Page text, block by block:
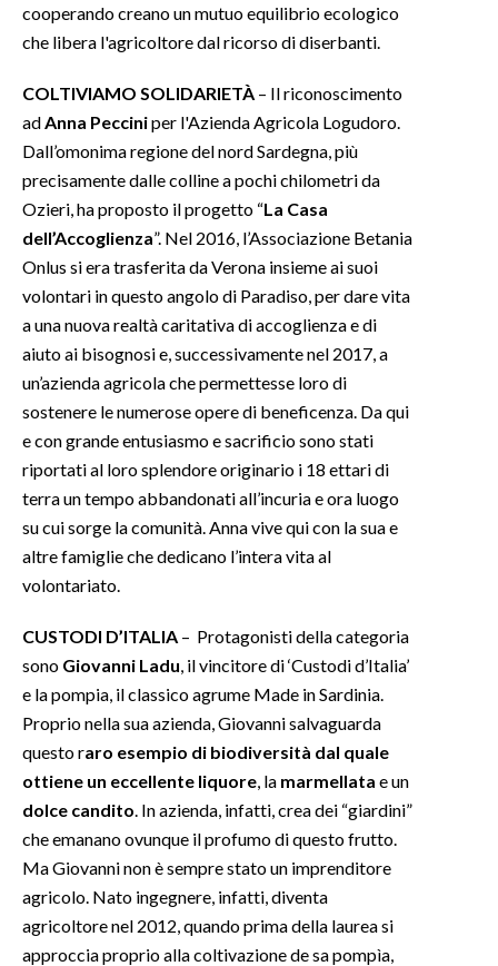
cooperando creano un mutuo equilibrio ecologico
che libera l'agricoltore dal ricorso di diserbanti.
COLTIVIAMO SOLIDARIETÀ – Il riconoscimento
ad Anna Pecciniper l'Azienda Agricola Logudoro.
Dall’omonima regione del nord Sardegna, più
precisamente dalle colline a pochi chilometri da
Ozieri, ha proposto il progetto “La Casa
dell’Accoglienza”. Nel 2016, l’Associazione Betania
Onlus si era trasferita da Verona insieme ai suoi
volontari in questo angolo di Paradiso, per dare vita
a una nuova realtà caritativa di accoglienza e di
aiuto ai bisognosi e, successivamente nel 2017, a
un’azienda agricola che permettesse loro di
sostenere le numerose opere di beneficenza. Da qui
e con grande entusiasmo e sacrificio sono stati
riportati al loro splendore originario i 18 ettari di
terra un tempo abbandonati all’incuria e ora luogo
su cui sorge la comunità. Anna vive qui con la sua e
altre famiglie che dedicano l’intera vita al
volontariato.
CUSTODI D’ITALIA – Protagonisti della categoria
sono Giovanni Ladu , il vincitore di ‘Custodi d’Italia’
e la pompia, il classico agrume Made in Sardinia.
Proprio nella sua azienda, Giovanni salvaguarda
questo raro esempio di biodiversità dal quale
ottiene un eccellente liquore , la marmellata e un
dolce candito . In azienda, infatti, crea dei “giardini”
che emanano ovunque il profumo di questo frutto.
Ma Giovanni non è sempre stato un imprenditore
agricolo. Nato ingegnere, infatti, diventa
agricoltore nel 2012, quando prima della laurea si
approccia proprio alla coltivazione de sa pompìa,